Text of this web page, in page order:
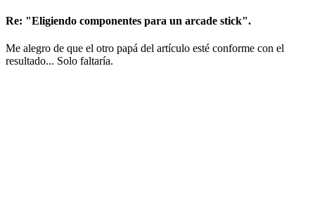
Re: "Eligiendo componentes para un arcade stick".
Me alegro de que el otro papá del artículo esté conforme con el
resultado... Solo faltaría.